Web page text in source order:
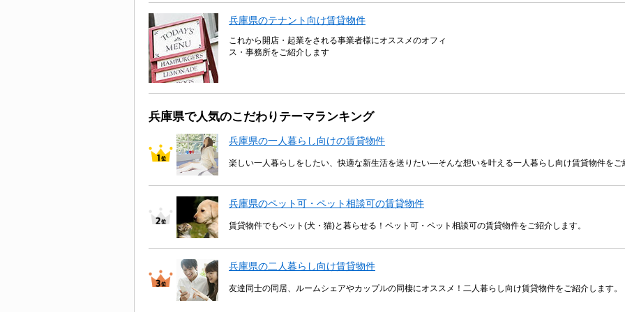
兵庫県のテナント向け賃貸物件
これから開店・起業をされる事業者様にオススメのオフィ
ス・事務所をご紹介します
兵庫県で人気のこだわりテーマランキング
兵庫県の一人暮らし向けの賃貸物件
楽しい一人暮らしをしたい、快適な新生活を送りたい―そんな想いを叶える一人暮らし向け賃貸物件をご
兵庫県のペット可・ペット相談可の賃貸物件
賃貸物件でもペット(犬・猫)と暮らせる！ペット可・ペット相談可の賃貸物件をご紹介します。
兵庫県の二人暮らし向け賃貸物件
友達同士の同居、ルームシェアやカップルの同棲にオススメ！二人暮らし向け賃貸物件をご紹介します。